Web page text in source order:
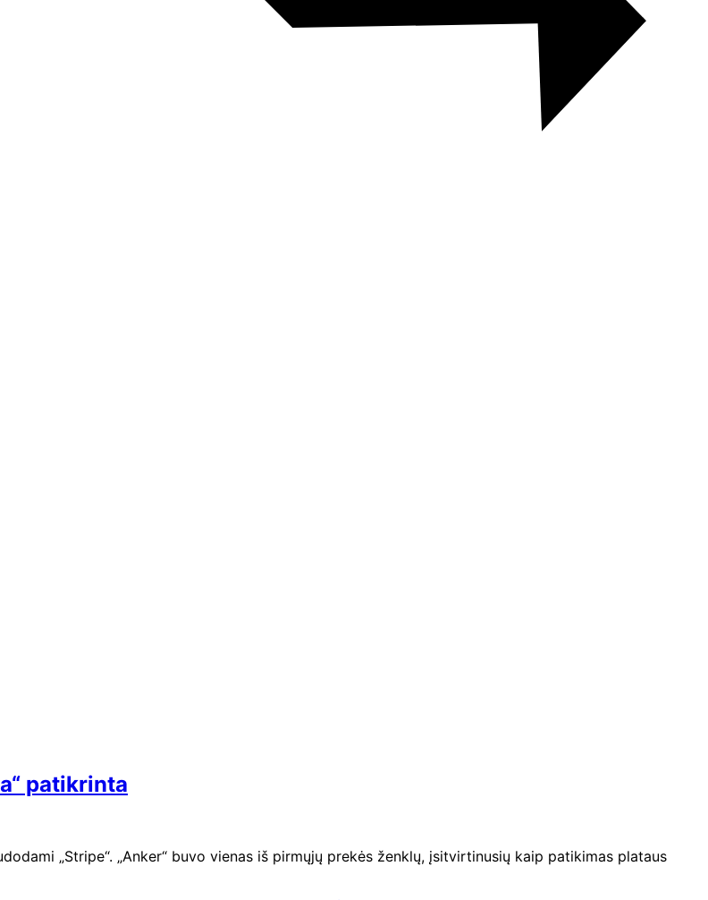
patikrinta
„Stripe“. „Anker“ buvo vienas iš pirmųjų prekės ženklų, įsitvirtinusių kaip patikimas plataus